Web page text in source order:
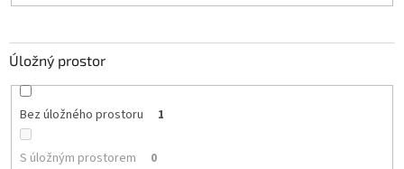
Úložný prostor
Bez úložného prostoru 1
S úložným prostorem 0